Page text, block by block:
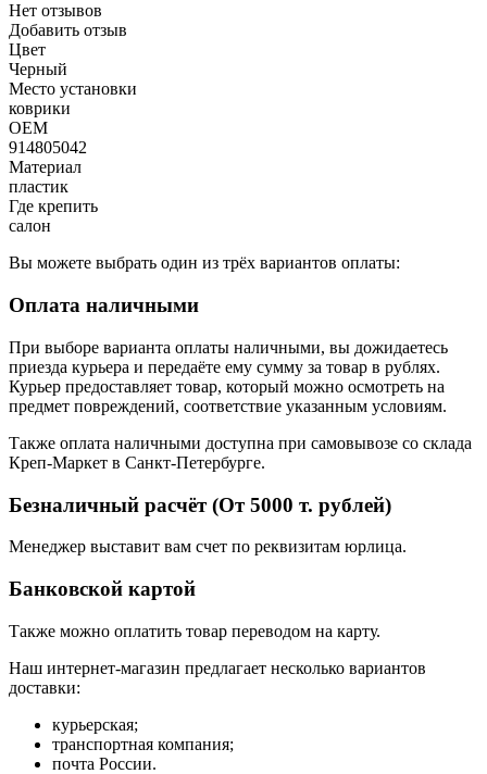
Нет отзывов
Добавить отзыв
Цвет
Черный
Место установки
коврики
OEM
914805042
Материал
пластик
Где крепить
салон
Вы можете выбрать один из трёх вариантов оплаты:
Оплата наличными
При выборе варианта оплаты наличными, вы дожидаетесь
приезда курьера и передаёте ему сумму за товар в рублях.
Курьер предоставляет товар, который можно осмотреть на
предмет повреждений, соответствие указанным условиям.
Также оплата наличными доступна при самовывозе со склада
Креп-Маркет в Санкт-Петербурге.
Безналичный расчёт (От 5000 т. рублей)
Менеджер выставит вам счет по реквизитам юрлица.
Банковской картой
Также можно оплатить товар переводом на карту.
Наш интернет-магазин предлагает несколько вариантов
доставки:
курьерская;
транспортная компания;
почта России.